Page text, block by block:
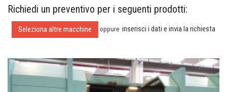
Richiedi un preventivo per i seguenti prodotti:
Seleziona altre macchine oppure inserisci i dati e invia la richiesta